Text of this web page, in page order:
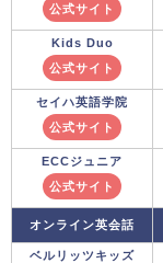
公式サイト
Kids Duo
公式サイト
セイハ英語学院
公式サイト
ECCジュニア
公式サイト
オンライン英会話
ベルリッツキッズ